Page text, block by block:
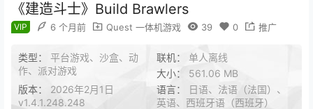
《建造斗士》Build Brawlers
VIP 6 个月前 Quest 一体机游戏 39 0 推广
类型： 平台游戏、沙盒、动
作、派对游戏
联机： 单人离线
大小： 561.06 MB
版本： 2026年2月1日
v1.4.1.248.248
语言：
日语、法语（法国）、
英语、西班牙语（西班牙）